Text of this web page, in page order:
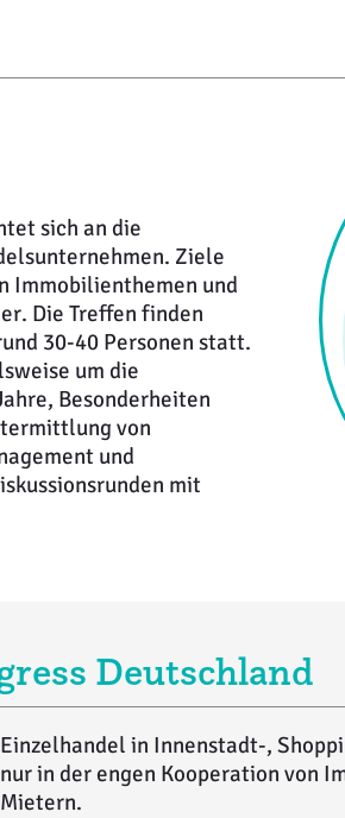
sich an die
Ziele
Immobilienthemen und
Die Treffen finden
30-40 Personen statt.
um die
Besonderheiten
von
und
mit
Deutschland
Einzelhandel in Innenstadt-,
nur in der engen Kooperation von
Mietern.